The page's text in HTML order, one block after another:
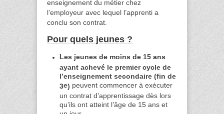
enseignement du métier chez
l’employeur avec lequel l’apprenti a
conclu son contrat.
Pour quels jeunes ?
Les jeunes de moins de 15 ans
ayant achevé le premier cycle de
l’enseignement secondaire (fin de
3e) peuvent commencer à exécuter
un contrat d’apprentissage dès lors
qu’ils ont atteint l’âge de 15 ans et